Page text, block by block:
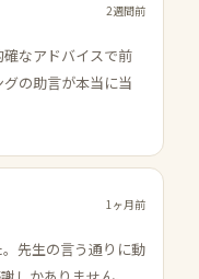
2週間前
なアドバイスで前
の助言が本当に当
1ヶ月前
先生の言う通りに動